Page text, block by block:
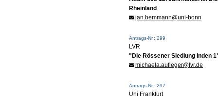
Rheinland
jan.bemmann@uni-bonn
Antrags-Nr.: 299
LVR
"Die Rössener Siedlung Inden
michaela.aufleger@lvr.de
Antrags-Nr.: 297
Uni Frankfurt